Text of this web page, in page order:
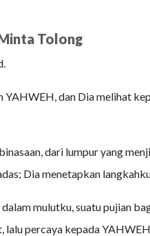
Tolong
YAHWEH, dan Dia melihat
dari lumpur yang
Dia menetapkan
mulutku, suatu pujian
lalu percaya kepada